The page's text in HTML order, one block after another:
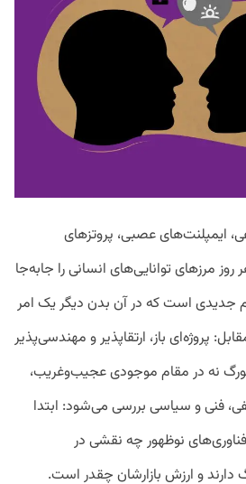
ایمپلنت‌های عصبی، پروتزهای
مرزهای توانایی‌های انسانی را جابه‌جا
جدیدی است که در آن بدن دیگر یک امر
پروژه‌ای باز، ارتقاپذیر و مهندسی‌پذیر
نه در مقام موجودی عجیب‌وغریب،
فنی و سیاسی بررسی می‌شود: ابتدا
فناوری‌های نوظهور چه نقشی در
دارند و ارزش بازارشان چقدر است.